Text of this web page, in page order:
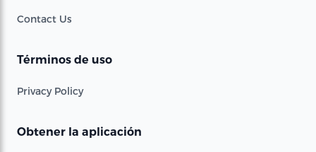
Contact Us
Términos de uso
Privacy Policy
Obtener la aplicación